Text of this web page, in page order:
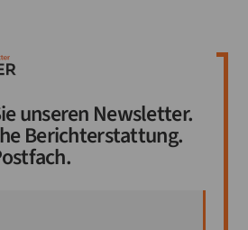
unseren Newsletter.
Berichterstattung.